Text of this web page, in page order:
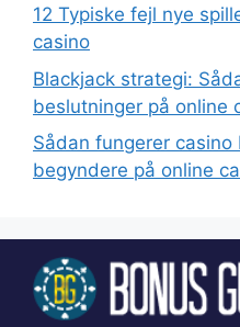
12 Typiske fejl nye
casino
Blackjack strategi:
beslutninger på online
Sådan fungerer
begyndere på online